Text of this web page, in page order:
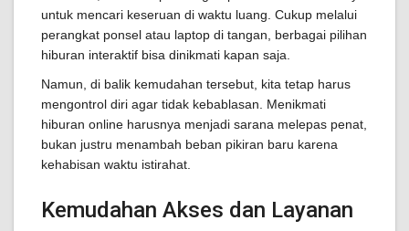
untuk mencari keseruan di waktu luang. Cukup melalui
perangkat ponsel atau laptop di tangan, berbagai pilihan
hiburan interaktif bisa dinikmati kapan saja.
Namun, di balik kemudahan tersebut, kita tetap harus
mengontrol diri agar tidak kebablasan. Menikmati
hiburan online harusnya menjadi sarana melepas penat,
bukan justru menambah beban pikiran baru karena
kehabisan waktu istirahat.
Kemudahan Akses dan Layanan